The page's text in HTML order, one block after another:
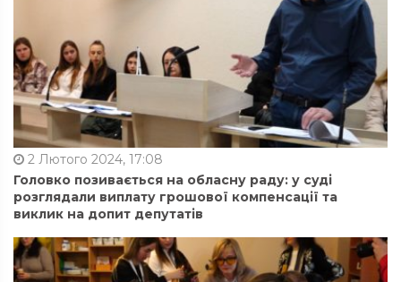
2 Лютого 2024, 17:08
Головко позивається на обласну раду: у суді
розглядали виплату грошової компенсації та
виклик на допит депутатів